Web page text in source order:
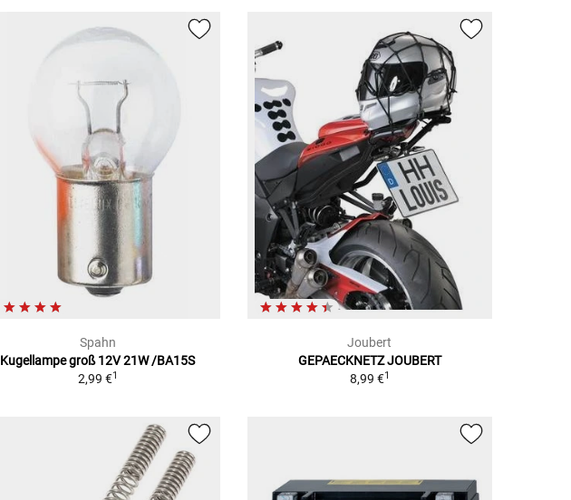
Spahn
Kugellampe groß 12V 21W /BA15S
2,99 €1
Joubert
GEPAECKNETZ JOUBERT
8,99 €1